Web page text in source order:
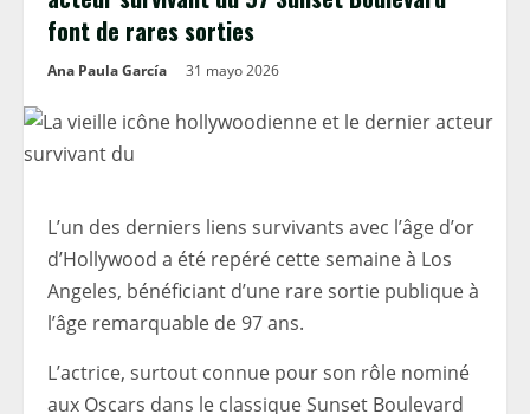
font de rares sorties
Ana Paula García 31 mayo 2026
L’un des derniers liens survivants avec l’âge d’or
d’Hollywood a été repéré cette semaine à Los
Angeles, bénéficiant d’une rare sortie publique à
l’âge remarquable de 97 ans.
L’actrice, surtout connue pour son rôle nominé
aux Oscars dans le classique Sunset Boulevard